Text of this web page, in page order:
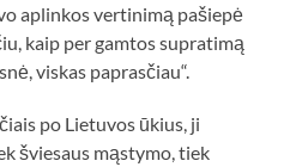
aplinkos vertinimą pašiepė
kaip per gamtos supratimą
viskas paprasčiau“.
po Lietuvos ūkius, ji
šviesaus mąstymo, tiek